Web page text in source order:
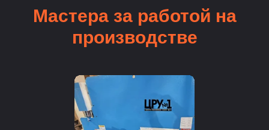
Мастера за работой на
производстве